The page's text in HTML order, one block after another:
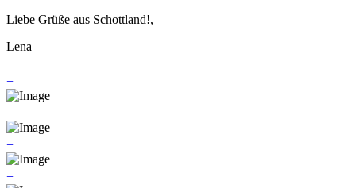
Liebe Grüße aus Schottland!,
Lena
+
+
+
+